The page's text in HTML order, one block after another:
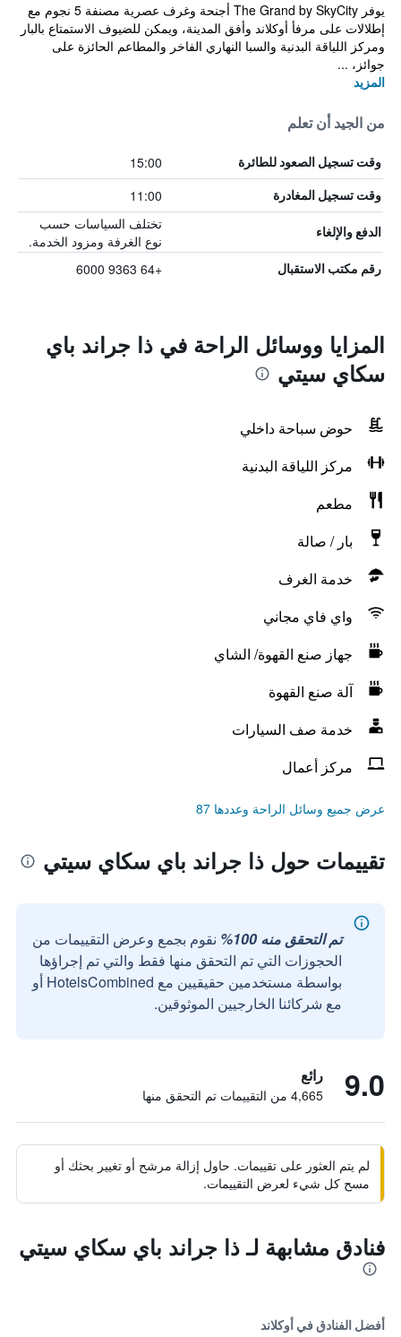
يوفر The Grand by SkyCity أجنحة وغرف عصرية مصنفة 5 نجوم مع
إطلالات على مرفأ أوكلاند وأفق المدينة، ويمكن للضيوف الاستمتاع بالبار
ومركز اللياقة البدنية والسبا النهاري الفاخر والمطاعم الحائزة على
جوائز، ...
المزيد
من الجيد أن تعلم
وقت تسجيل الصعود للطائرة 15:00
وقت تسجيل المغادرة 11:00
الدفع والإلغاء
تختلف السياسات حسب
نوع الغرفة ومزود الخدمة.
رقم مكتب الاستقبال +64 9363 6000
المزايا ووسائل الراحة في ذا جراند باي
سكاي سيتي
حوض سباحة داخلي
مركز اللياقة البدنية
مطعم
بار / صالة
خدمة الغرف
واي فاي مجاني
جهاز صنع القهوة/ الشاي
آلة صنع القهوة
خدمة صف السيارات
مركز أعمال
عرض جميع وسائل الراحة وعددها 87
تقييمات حول ذا جراند باي سكاي سيتي
تم التحقق منه 100%
نقوم بجمع وعرض التقييمات من
الحجوزات التي تم التحقق منها فقط والتي تم إجراؤها
بواسطة مستخدمين حقيقيين مع HotelsCombined أو
مع شركائنا الخارجيين الموثوقين.
9.0 رائع
4,665 من التقييمات تم التحقق منها
لم يتم العثور على تقييمات. حاول إزالة مرشح أو تغيير بحثك أو
مسح كل شيء لعرض التقييمات.
فنادق مشابهة لـ ذا جراند باي سكاي سيتي
أفضل الفنادق في أوكلاند